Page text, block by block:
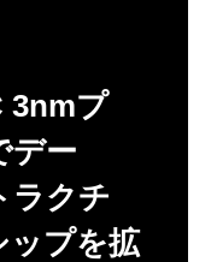
3nmプ
デー
ラクチ
ップを拡